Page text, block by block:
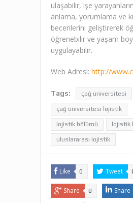
ulaşabilir, işe
anlama, yorumlama ve
becerilerini geliştirerek
öğrenebilir ve yaşam
uygulayabilir.
Web Adresi: http://
Tags: çağ üniversitesi
çağ üniversitesi lojistik
lojistik bölümü lojistik
uluslararası lojistik
Like 0 Tweet
Share 0 Share